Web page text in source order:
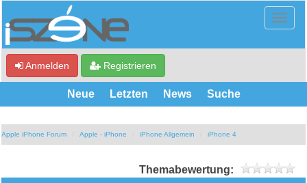
Anmelden Registrieren
Neue Letzten News Suche
Apple iPhone Forum Apple - iPhone iPhone Allgemein iPhone 4
Themabewertung: